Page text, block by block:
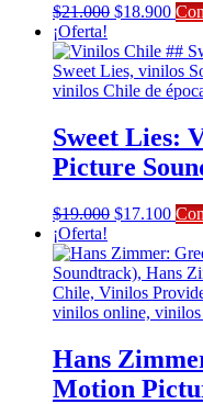
$21.000 El
original
era:
$21.000.
$18.900El
es:
¡Oferta!
Sweet Lies:
Picture
$19.000 El
original
era:
$19.000.
$17.100El
es:
¡Oferta!
Hans
Motion